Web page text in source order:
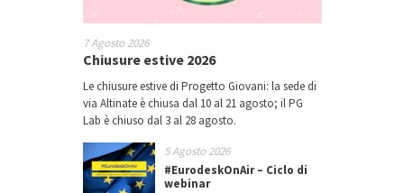
7 Agosto 2026
Chiusure estive 2026
Le chiusure estive di Progetto Giovani: la sede di
via Altinate è chiusa dal 10 al 21 agosto; il PG
Lab è chiuso dal 3 al 28 agosto.
5 Agosto 2026
#EurodeskOnAir – Ciclo di
webinar